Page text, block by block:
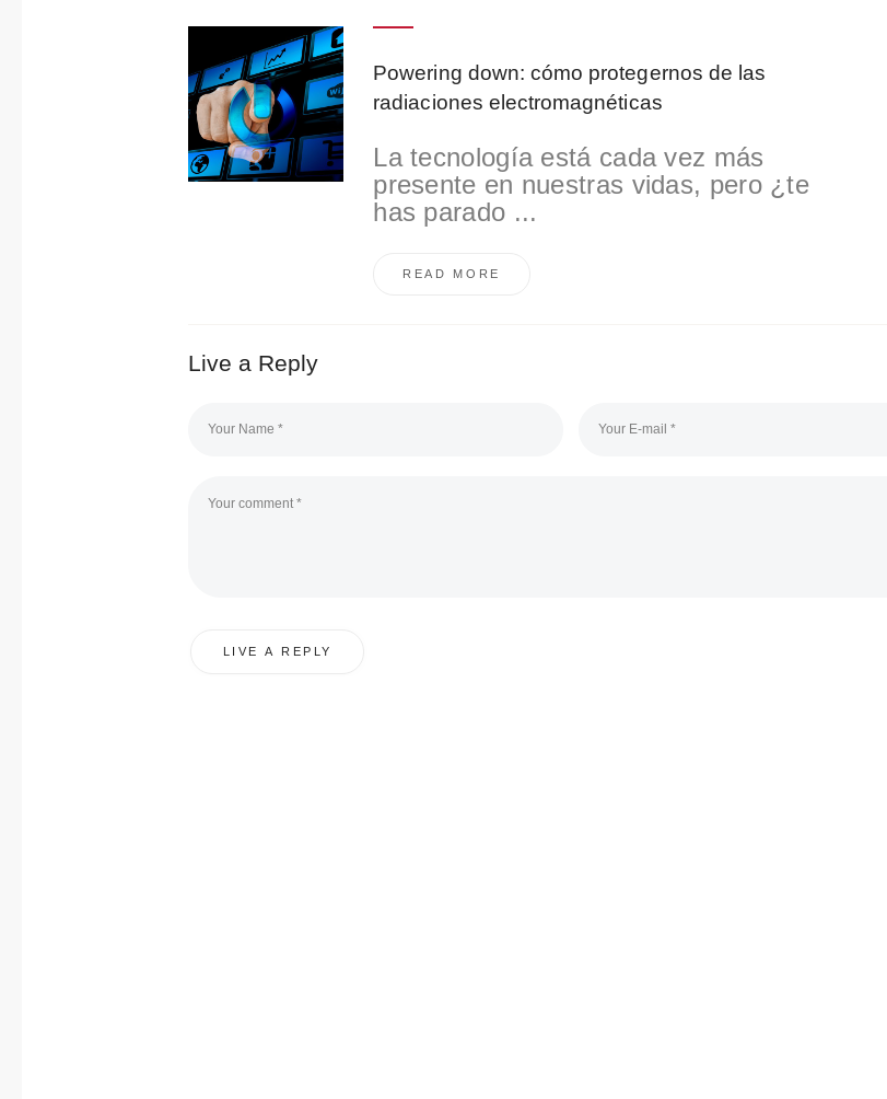
n
t
o
Powering down: cómo protegernos de las
radiaciones electromagnéticas
La tecnología está cada vez más
presente en nuestras vidas, pero ¿te
has parado ...
READ MORE
Live a Reply